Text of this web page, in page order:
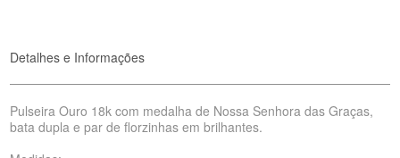
Detalhes e Informações
Pulseira Ouro 18k com medalha de Nossa Senhora das Graças,
bata dupla e par de florzinhas em brilhantes.